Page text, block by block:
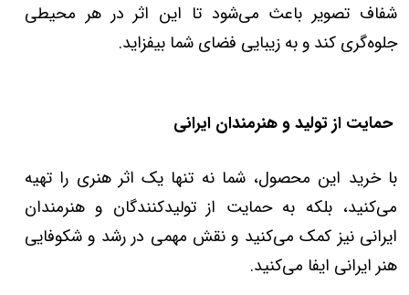
شفاف تصویر باعث می‌شود تا این اثر در هر محیطی
جلوه‌گری کند و به زیبایی فضای شما بیفزاید.
حمایت از تولید و هنرمندان ایرانی
با خرید این محصول، شما نه تنها یک اثر هنری را تهیه
می‌کنید، بلکه به حمایت از تولیدکنندگان و هنرمندان
ایرانی نیز کمک می‌کنید و نقش مهمی در رشد و شکوفایی
هنر ایرانی ایفا می‌کنید.